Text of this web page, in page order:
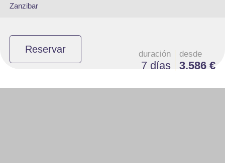
Zanzibar
Reservar duración
7 días
desde
3.586 €